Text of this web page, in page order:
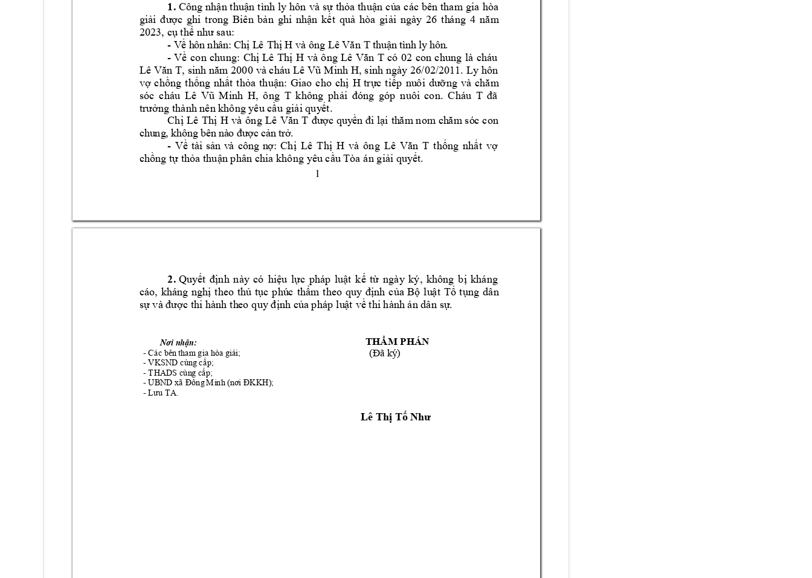
1. Công nhận thuận tình ly hôn và sự thỏa thuận của các bên tham gia hòa
giải được ghi trong Biên bản ghi nhận kết quả hòa giải ngày 26 tháng 4 năm
2023, cụ thể như sau:
- Về hôn nhân: Chị Lê Thị H và ông Lê Văn T thuận tình ly hôn.
- Về con chung: Chị Lê Thị H và ông Lê Văn T có 02 con chung là cháu
Lê Văn T, sinh năm 2000 và cháu Lê Vũ Minh H, sinh ngày 26/02/2011. Ly hôn
vợ chồng thống nhất thỏa thuận: Giao cho chị H trực tiếp nuôi dưỡng và chăm
sóc cháu Lê Vũ Minh H, ông T không phải đóng góp nuôi con. Cháu T đã
trưởng thành nên không yêu cầu giải quyết.
Chị Lê Thị H và ông Lê Văn T được quyền đi lại thăm nom chăm sóc con
chung, không bên nào được cản trở.
- Về tài sản và công nợ: Chị Lê Thị H và ông Lê Văn T thống nhất vợ
chồng tự thỏa thuận phân chia không yêu cầu Tòa án giải quyết.
2. Quyết định này có hiệu lực pháp luật kể từ ngày ký, không bị kháng
cáo, kháng nghị theo thủ tục phúc thẩm theo quy định của Bộ luật Tố tụng dân
sự và được thi hành theo quy định của pháp luật về thi hành án dân sự.
Nơi nhận:
- Các bên tham gia hòa giải;
- VKSND cùng cấp;
- THADS cùng cấp;
- UBND xã Đông Minh (nơi ĐKKH);
- Lưu TA.
    THẨM
PHÁN
(Đã ký)
Lê Thị Tố Như